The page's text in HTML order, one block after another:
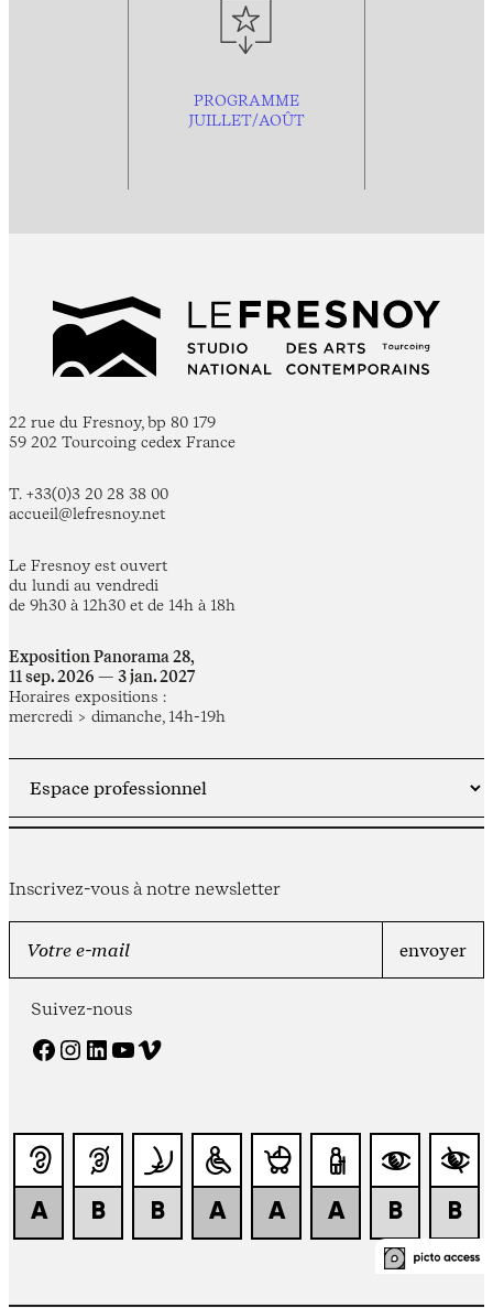
PROGRAMME
JUILLET/AOÛT
22 rue du Fresnoy, bp 80 179
59 202 Tourcoing cedex France
T. +33(0)3 20 28 38 00
accueil@lefresnoy.net
Le Fresnoy est ouvert
du lundi au vendredi
de 9h30 à 12h30 et de 14h à 18h
Exposition Panorama 28,
11 sep. 2026 — 3 jan. 2027
Horaires expositions :
mercredi > dimanche, 14h-19h
Inscrivez-vous à notre newsletter
Suivez-nous
Facebook Instagram LinkedIn YouTube Vimeo